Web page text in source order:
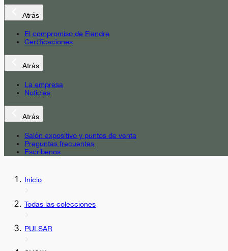
Atrás
El compromiso de Fiandre
Certificaciones
Atrás
La empresa
Noticias
Atrás
Salón expositivo y puntos de venta
Preguntas frecuentes
Escríbenos
Inicio
Todas las colecciones
PULSAR